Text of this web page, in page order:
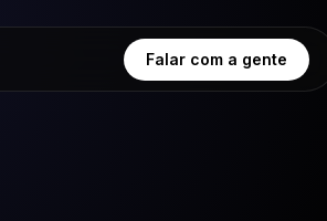
Falar com a gente